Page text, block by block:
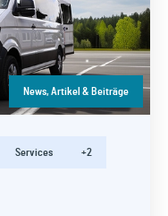
News, Artikel & Beiträge
Services +2